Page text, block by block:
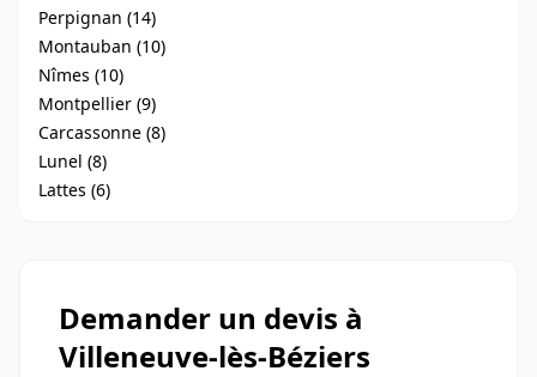
Perpignan (14)
Montauban (10)
Nîmes (10)
Montpellier (9)
Carcassonne (8)
Lunel (8)
Lattes (6)
Demander un devis à
Villeneuve-lès-Béziers